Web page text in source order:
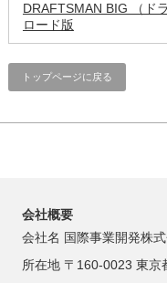
DRAFTSMAN BIG （ド
ロード版
トップページに戻る
会社概要
会社名 国際事業開発株
所在地 〒160-0023 東